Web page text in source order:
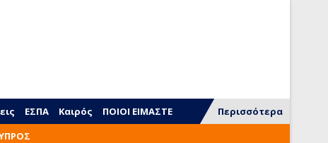
Περισσότερα
ΕΣΠΑ Καιρός
ΠΟΙΟΙ ΕΙΜΑΣΤΕ